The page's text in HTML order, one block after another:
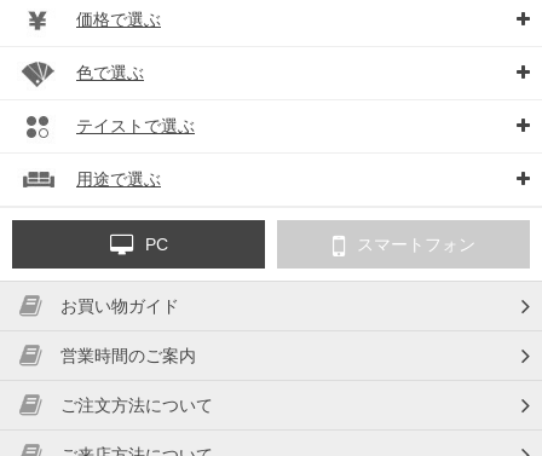
価格で選ぶ
色で選ぶ
テイストで選ぶ
用途で選ぶ
PC スマートフォン
お買い物ガイド
営業時間のご案内
ご注文方法について